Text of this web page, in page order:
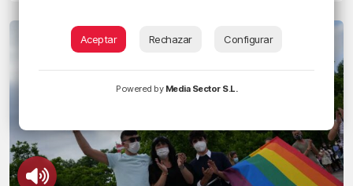
Aceptar Rechazar Configurar
Powered by Media Sector S.L.